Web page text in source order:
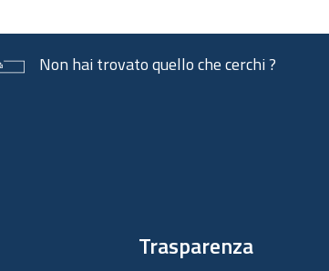
Non hai trovato quello che cerchi ?
Trasparenza